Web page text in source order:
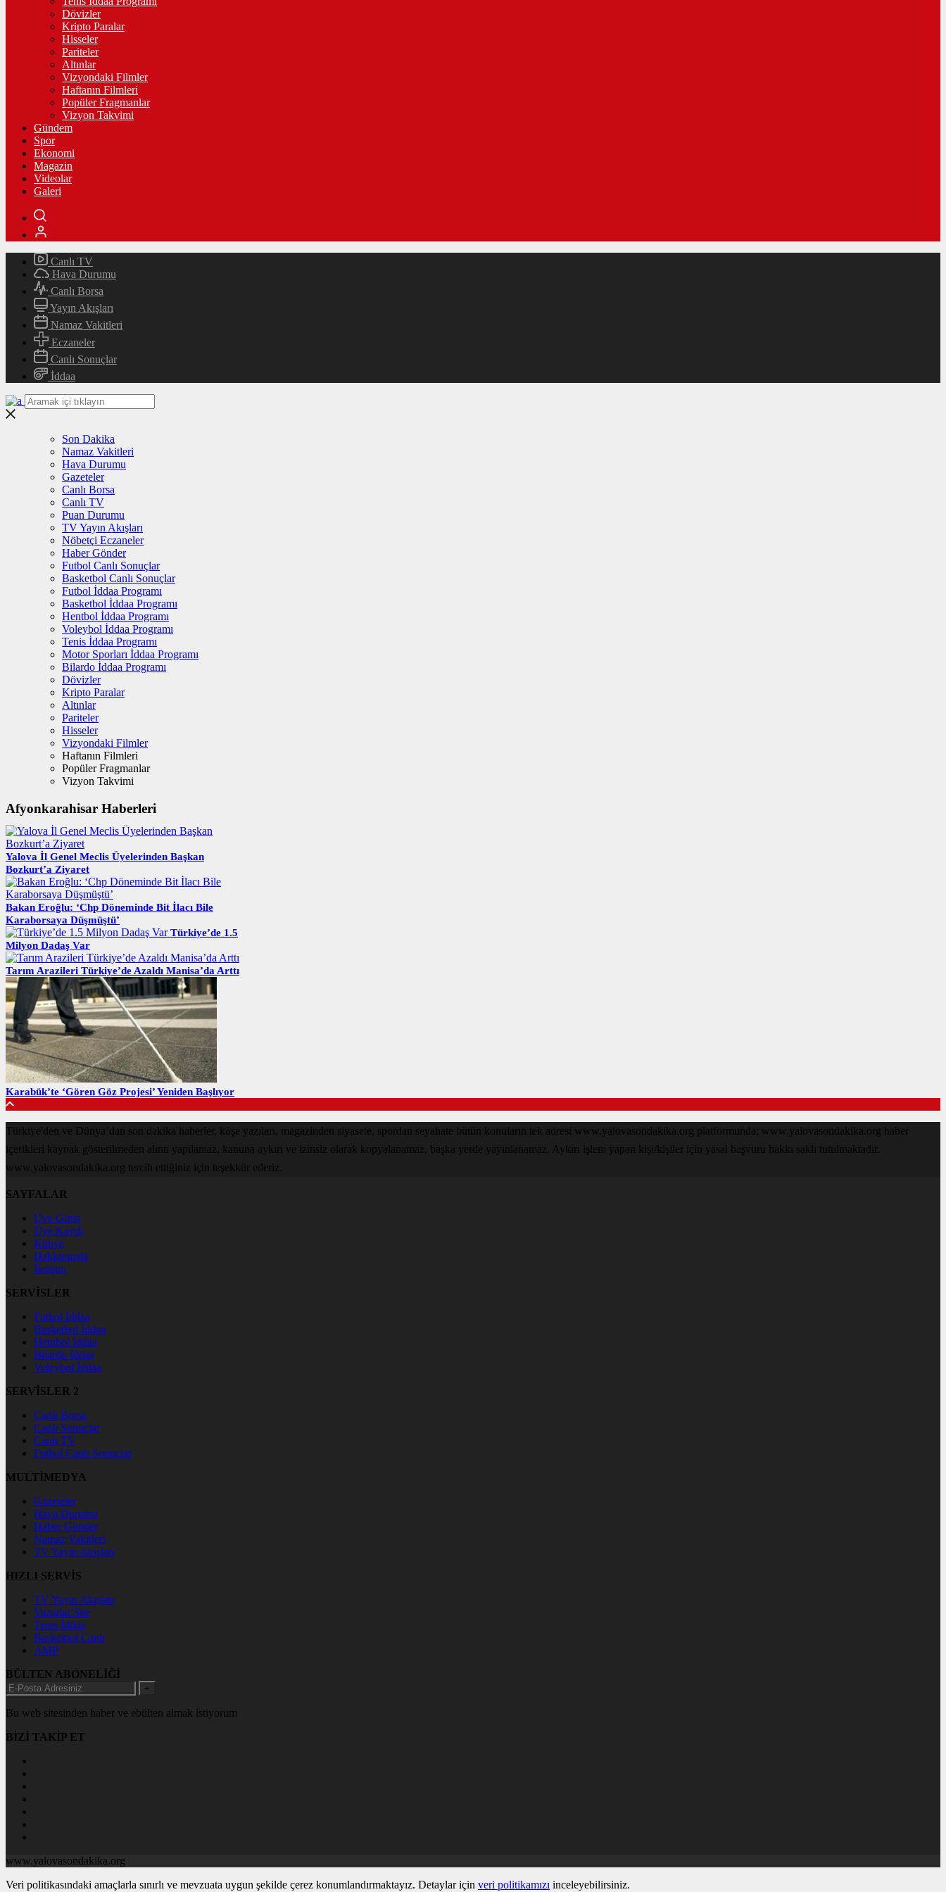
Dövizler
Kripto Paralar
Hisseler
Pariteler
Altınlar
Vizyondaki Filmler
Haftanın Filmleri
Popüler Fragmanlar
Vizyon Takvimi
Gündem
Spor
Ekonomi
Magazin
Videolar
Galeri
Canlı TV
Hava Durumu
Canlı Borsa
Yayın Akışları
Namaz Vakitleri
Eczaneler
Canlı Sonuçlar
İddaa
Son Dakika
Namaz Vakitleri
Hava Durumu
Gazeteler
Canlı Borsa
Canlı TV
Puan Durumu
TV Yayın Akışları
Nöbetçi Eczaneler
Haber Gönder
Futbol Canlı Sonuçlar
Basketbol Canlı Sonuçlar
Futbol İddaa Programı
Basketbol İddaa Programı
Hentbol İddaa Programı
Voleybol İddaa Programı
Tenis İddaa Programı
Motor Sporları İddaa Programı
Bilardo İddaa Programı
Dövizler
Kripto Paralar
Altınlar
Pariteler
Hisseler
Vizyondaki Filmler
Haftanın Filmleri
Popüler Fragmanlar
Vizyon Takvimi
Afyonkarahisar Haberleri
Yalova İl Genel Meclis Üyelerinden Başkan
Bozkurt’a Ziyaret
Bakan Eroğlu: ‘Chp Döneminde Bit İlacı Bile
Karaborsaya Düşmüştü’
Türkiye’de 1.5
Milyon Dadaş Var
Tarım Arazileri Türkiye’de Azaldı Manisa’da Arttı
Karabük’te ‘Gören Göz Projesi’ Yeniden Başlıyor
Türkiye'den ve Dünya’dan son dakika haberler, köşe yazıları, magazinden siyasete, spordan seyahate bütün konuların tek adresi www.yalovasondakika.org platformunda; www.yalovasondakika.org haber
içerikleri kaynak gösterilmeden alıntı yapılamaz, kanuna aykırı ve izinsiz olarak kopyalanamaz, başka yerde yayınlanamaz. Aykırı işlem yapan kişi/kişiler için yasal başvuru hakkı saklı tutulmaktadır.
www.yalovasondakika.org tercih ettiğiniz için teşekkür ederiz.
SAYFALAR
Üye Girişi
Üye Kaydı
Künye
Hakkımızda
İletişim
SERVİSLER
Futbol İddaa
Basketbol İddaa
Hentbol İddaa
Bilardo İddaa
Voleybol İddaa
SERVİSLER 2
Canlı Borsa
Canlı Sonuçlar
Canlı TV
Futbol Canlı Sonuçlar
MULTİMEDYA
Gazeteler
Hava Durumu
Haber Gönder
Namaz Vakitleri
TV Yayın Akışları
HIZLI SERVİS
TV Yayın Akışları
Yazarlar Site
Tenis İddaa
Basketbol Canlı
AMP
BÜLTEN ABONELİĞİ
+
Bu web sitesinden haber ve ebülten almak istiyorum
BİZİ TAKİP ET
www.yalovasondakika.org
Veri politikasındaki amaçlarla sınırlı ve mevzuata uygun şekilde çerez konumlandırmaktayız. Detaylar için veri politikamızı inceleyebilirsiniz.